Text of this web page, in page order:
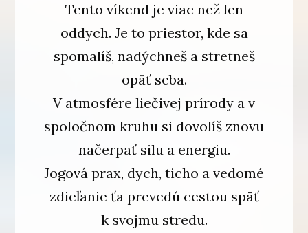
Tento víkend je viac než len
oddych. Je to priestor, kde sa
spomalíš, nadýchneš a stretneš
opäť seba.
V atmosfére liečivej prírody a v
spoločnom kruhu si dovolíš znovu
načerpať silu a energiu.
Jogová prax, dych, ticho a vedomé
zdieľanie ťa prevedú cestou späť
k svojmu stredu.